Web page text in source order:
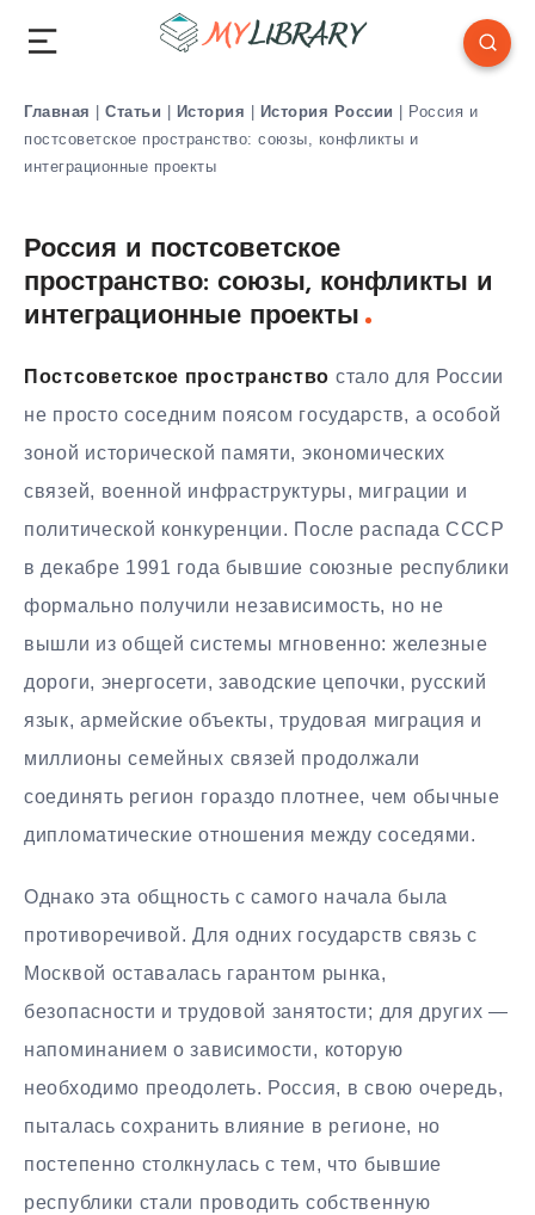
Главная | Статьи | История | История России | Россия и
постсоветское пространство: союзы, конфликты и
интеграционные проекты
Россия и постсоветское
пространство: союзы, конфликты и
интеграционные проекты
Постсоветское пространство стало для России
не просто соседним поясом государств, а особой
зоной исторической памяти, экономических
связей, военной инфраструктуры, миграции и
политической конкуренции. После распада СССР
в декабре 1991 года бывшие союзные республики
формально получили независимость, но не
вышли из общей системы мгновенно: железные
дороги, энергосети, заводские цепочки, русский
язык, армейские объекты, трудовая миграция и
миллионы семейных связей продолжали
соединять регион гораздо плотнее, чем обычные
дипломатические отношения между соседями.
Однако эта общность с самого начала была
противоречивой. Для одних государств связь с
Москвой оставалась гарантом рынка,
безопасности и трудовой занятости; для других —
напоминанием о зависимости, которую
необходимо преодолеть. Россия, в свою очередь,
пыталась сохранить влияние в регионе, но
постепенно столкнулась с тем, что бывшие
республики стали проводить собственную